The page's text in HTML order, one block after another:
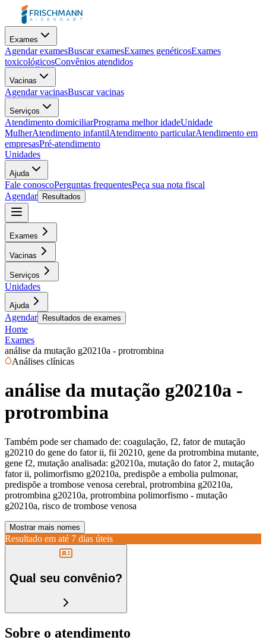
Exames
Agendar examesBuscar examesExames genéticosExames
toxicológicosConvênios atendidos
Vacinas
Agendar vacinasBuscar vacinas
Serviços
Atendimento domiciliarPrograma melhor idadeUnidade
MulherAtendimento infantilAtendimento particularAtendimento em
empresasPré-atendimento
Unidades
Ajuda
Fale conoscoPerguntas frequentesPeça sua nota fiscal
Agendar
Resultados
Exames
Vacinas
Serviços
Unidades
Ajuda
Agendar Resultados de exames
Home
Exames
análise da mutação g20210a - protrombina
Análises clínicas
análise da mutação g20210a -
protrombina
Também pode ser chamado de: coagulação, f2, fator de mutação
g20210 do gene do fator ii, fii 20210, gene da protrombina mutante,
gene f2, mutação analisada: g20210a, mutação do fator 2, mutação
fator ii, polimorfismo g20210a, predispõe a embolia pulmonar,
predispõe a trombose venosa cerebral, protrombina g20210a,
protrombina g20210a, protrombina polimorfismo - mutação
g20210a, risco de trombose venosa
Mostrar mais nomes
Resultado em até 7 dias úteis
Qual seu convênio?
Sobre o atendimento